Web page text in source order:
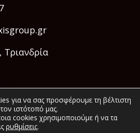
Group. All rights reserved.
για να σας προσφέρουμε τη βέλτιστη
ιστότοπό μας.
cookies χρησιμοποιούμε ή να τα
ρυθμίσεις.